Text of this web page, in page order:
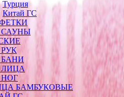
Турция
Китай ГС
САУНЫ
ЛИЦА
БАМБУКОВЫЕ